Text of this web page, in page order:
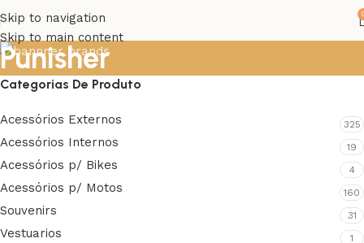
Skip to navigation
Skip to main content
Punisher
Categorias De Produto
Acessórios Externos 325
Acessórios Internos 19
Acessórios p/ Bikes 4
Acessórios p/ Motos 160
Souvenirs 31
Vestuarios 1